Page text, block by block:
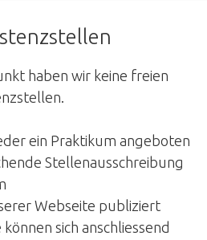
haben wir keine freien
ein Praktikum angeboten
Stellenausschreibung
Webseite publiziert
sich anschliessend